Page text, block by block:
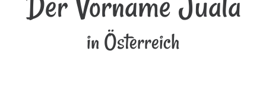
in Österreich